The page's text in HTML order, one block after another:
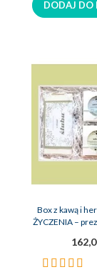
DODAJ DO
Box z kawą i
ŻYCZENIA –
Ocena: